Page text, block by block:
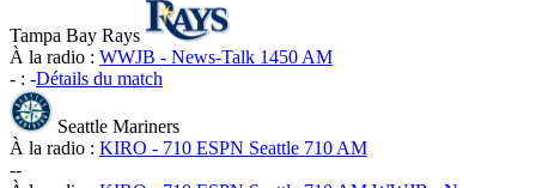
Tampa Bay Rays
À la radio : WWJB - News-Talk 1450 AM
- : -Détails du match
Seattle Mariners
À la radio : KIRO - 710 ESPN Seattle 710 AM
--